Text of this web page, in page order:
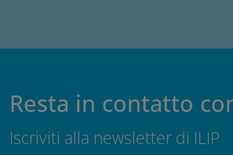
Resta in contatto
Iscriviti alla newsletter di ILIP